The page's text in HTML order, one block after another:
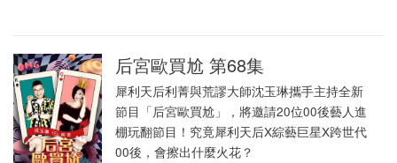
后宮歐買尬 第68集
犀利天后利菁與荒謬大師沈玉琳攜手主持全新
節目「后宮歐買尬」，將邀請20位00後藝人進
棚玩翻節目！究竟犀利天后X綜藝巨星X跨世代
00後，會擦出什麼火花？